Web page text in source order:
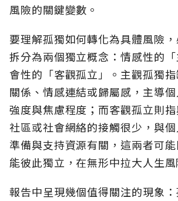
風險的關鍵變數。
要理解孤獨如何轉化為具體風險，
拆分為兩個獨立概念：情感性的
會性的「客觀孤立」。主觀孤獨
關係、情感連結或歸屬感，主導
強度與焦慮程度；而客觀孤立則指
社區或社會網絡的接觸很少，與
準備與支持資源有關，這兩者可
能彼此獨立，在無形中拉大人生風
報告中呈現幾個值得關注的現象